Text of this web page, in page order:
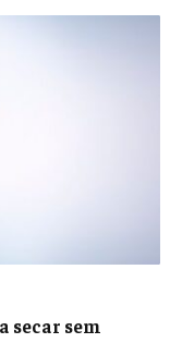
secar sem